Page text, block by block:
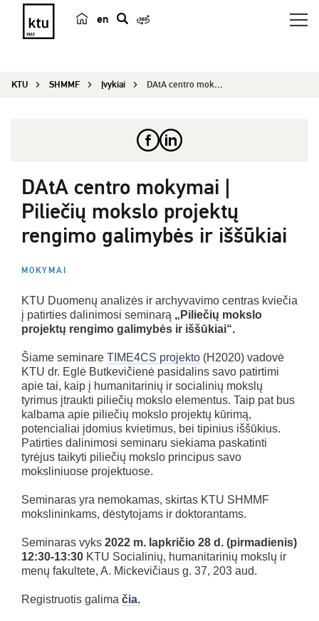
en
e
KTU SHMMF Įvykiai DAtA centro mokymai | Piliečių mokslo projektų r...
DAtA centro mokymai |
Piliečių mokslo projektų
rengimo galimybės ir iššūkiai
MOKYMAI
KTU Duomenų analizės ir archyvavimo centras kviečia
į patirties dalinimosi seminarą „Piliečių mokslo
projektų rengimo galimybės ir iššūkiai“.
Šiame seminare TIME4CS projekto (H2020) vadovė
KTU dr. Eglė Butkevičienė pasidalins savo patirtimi
apie tai, kaip į humanitarinių ir socialinių mokslų
tyrimus įtraukti piliečių mokslo elementus. Taip pat bus
kalbama apie piliečių mokslo projektų kūrimą,
potencialiai įdomius kvietimus, bei tipinius iššūkius.
Patirties dalinimosi seminaru siekiama paskatinti
tyrėjus taikyti piliečių mokslo principus savo
moksliniuose projektuose.
Seminaras yra nemokamas, skirtas KTU SHMMF
mokslininkams, dėstytojams ir doktorantams.
Seminaras vyks 2022 m. lapkričio 28 d. (pirmadienis)
12:30-13:30 KTU Socialinių, humanitarinių mokslų ir
menų fakultete, A. Mickevičiaus g. 37, 203 aud.
Registruotis galima čia.